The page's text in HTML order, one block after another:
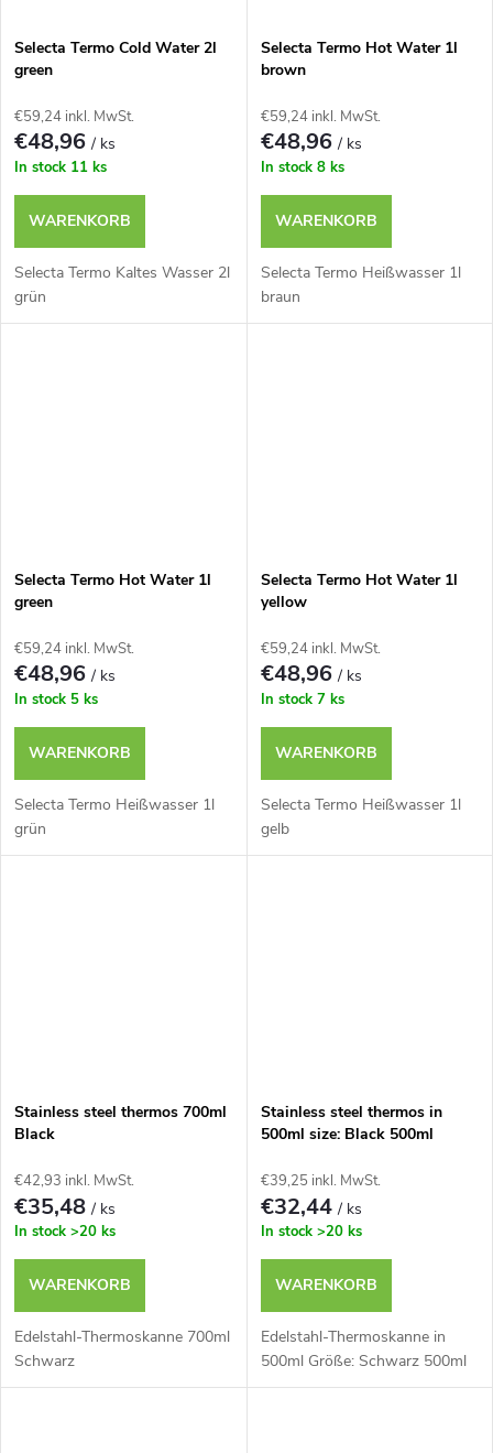
Selecta Termo Cold Water 2l
green
€59,24 inkl. MwSt.
€48,96/ ks
In stock 11 ks
WARENKORB
Selecta Termo Kaltes Wasser 2l
grün
Selecta Termo Hot Water 1l
brown
€59,24 inkl. MwSt.
€48,96/ ks
In stock 8 ks
WARENKORB
Selecta Termo Heißwasser 1l
braun
Selecta Termo Hot Water 1l
green
€59,24 inkl. MwSt.
€48,96/ ks
In stock 5 ks
WARENKORB
Selecta Termo Heißwasser 1l
grün
Selecta Termo Hot Water 1l
yellow
€59,24 inkl. MwSt.
€48,96/ ks
In stock 7 ks
WARENKORB
Selecta Termo Heißwasser 1l
gelb
Stainless steel thermos 700ml
Black
€42,93 inkl. MwSt.
€35,48/ ks
In stock >20 ks
WARENKORB
Edelstahl-Thermoskanne 700ml
Schwarz
Stainless steel thermos in
500ml size: Black 500ml
€39,25 inkl. MwSt.
€32,44/ ks
In stock >20 ks
WARENKORB
Edelstahl-Thermoskanne in
500ml Größe: Schwarz 500ml